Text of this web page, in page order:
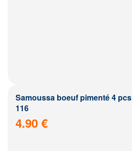
Samoussa boeuf pimenté 4 pcs
116
4.90 €